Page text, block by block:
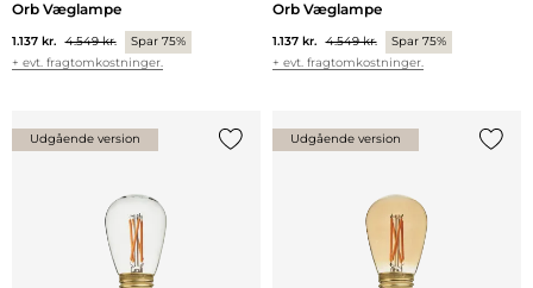
Orb Væglampe
1.137 kr. 4.549 kr.
Spar 75%
+ evt. fragtomkostninger.
Orb Væglampe
1.137 kr. 4.549 kr.
Spar 75%
+ evt. fragtomkostninger.
Udgående version Udgående version